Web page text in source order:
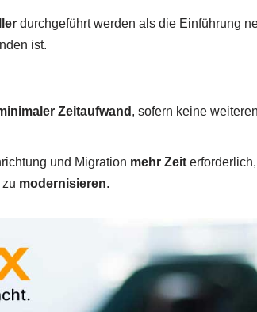
durchgeführt werden als die Einführung
ist.
Zeitaufwand , sofern keine
und Migration mehr Zeit
zu modernisieren.